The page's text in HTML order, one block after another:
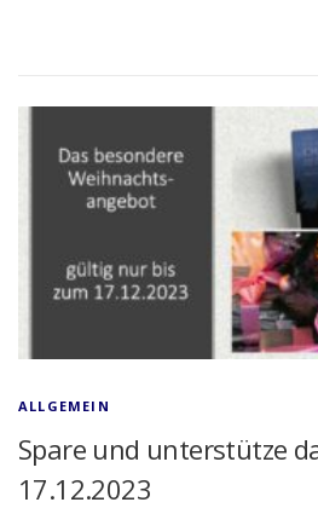
ALLGEMEIN
Spare und unterstütze
17.12.2023